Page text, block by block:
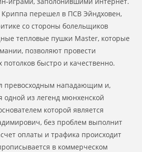
Криппа перешел в ПСВ Эйндховен,
со стороны болельщиков
тепловые пушки Master, которые
позволяют провести
потолков быстро и качественно.
превосходным нападающим и,
одной из легенд мюнхенской
которой является
без проблем выполнит
оплаты и трафика происходит
в коммерческом